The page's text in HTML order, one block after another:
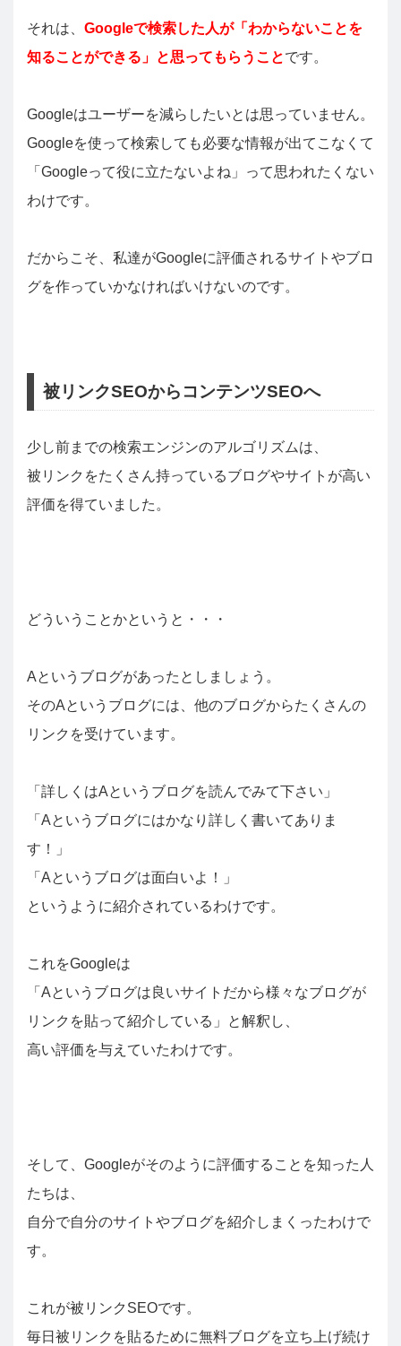
それは、 Googleで検索した人が「わからないことを
知ることができる」と思ってもらうことです。
Googleはユーザーを減らしたいとは思っていません。
Googleを使って検索しても必要な情報が出てこなくて
「Googleって役に立たないよね」って思われたくない
わけです。
だからこそ、私達がGoogleに評価されるサイトやブロ
グを作っていかなければいけないのです。
被リンクSEOからコンテンツSEOへ
少し前までの検索エンジンのアルゴリズムは、
被リンクをたくさん持っているブログやサイトが高い
評価を得ていました。
どういうことかというと・・・
Aというブログがあったとしましょう。
そのAというブログには、他のブログからたくさんの
リンクを受けています。
「詳しくはAというブログを読んでみて下さい」
「Aというブログにはかなり詳しく書いてありま
す！」
「Aというブログは面白いよ！」
というように紹介されているわけです。
これをGoogleは
「Aというブログは良いサイトだから様々なブログが
リンクを貼って紹介している」と解釈し、
高い評価を与えていたわけです。
そして、Googleがそのように評価することを知った人
たちは、
自分で自分のサイトやブログを紹介しまくったわけで
す。
これが被リンクSEOです。
毎日被リンクを貼るために無料ブログを立ち上げ続け